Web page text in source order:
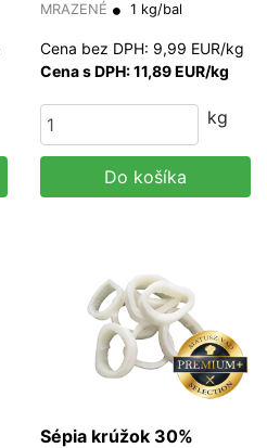
PEEL 30% glazúra
(HLSO)
MRAZENÉ 1 kg/bal
Cena bez DPH: 9,99 EUR/kg
Cena s DPH: 11,89 EUR/kg
kg
Do košíka
Sépia krúžok 30%